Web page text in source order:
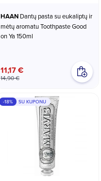
HAAN
mėtų aromatu Toothpaste Good
on Ya 150ml
11,17 €
14,90 €
-18% SU KUPONU